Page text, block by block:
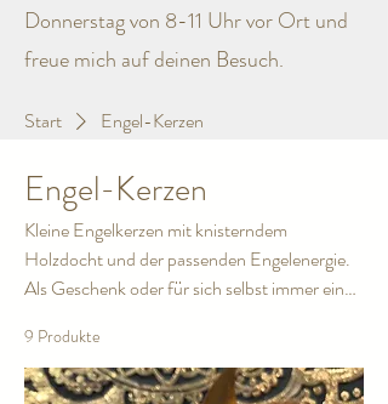
Donnerstag von 8-11 Uhr vor Ort und
freue mich auf deinen Besuch.
Start Engel-Kerzen
Engel-Kerzen
Kleine Engelkerzen mit knisterndem
Holzdocht und der passenden Engelenergie.
Als Geschenk oder für sich selbst immer ein
9 Produkte